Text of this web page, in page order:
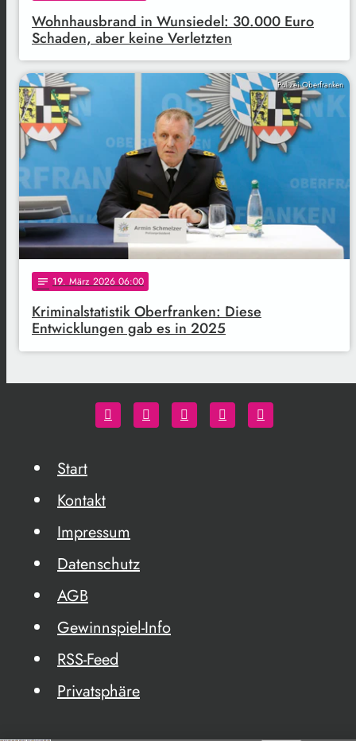
Wohnhausbrand in Wunsiedel: 30.000 Euro
Schaden, aber keine Verletzten
Polizei Oberfranken
notes 19. März 2026 06:00
Kriminalstatistik Oberfranken: Diese
Entwicklungen gab es in 2025
Start
Kontakt
Impressum
Datenschutz
AGB
Gewinnspiel-Info
RSS-Feed
Privatsphäre